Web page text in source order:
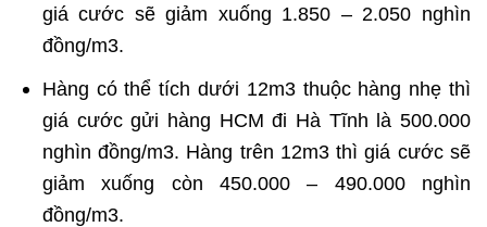
giá cước sẽ giảm xuống 1.850 – 2.050 nghìn
đồng/m3.
Hàng có thể tích dưới 12m3 thuộc hàng nhẹ thì
giá cước gửi hàng HCM đi Hà Tĩnh là 500.000
nghìn đồng/m3. Hàng trên 12m3 thì giá cước sẽ
giảm xuống còn 450.000 – 490.000 nghìn
đồng/m3.